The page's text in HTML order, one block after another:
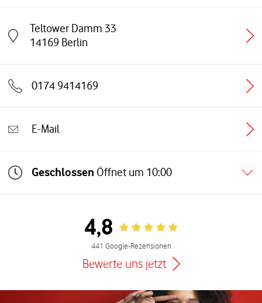
Teltower Damm 33
14169 Berlin
Link öffnet in einem neuen Tab
0174 9414169
E-Mail
Geschlossen Öffnet um 10:00
4,8 Rating 4.8
441 Google-Rezensionen
Bewerte uns jetzt